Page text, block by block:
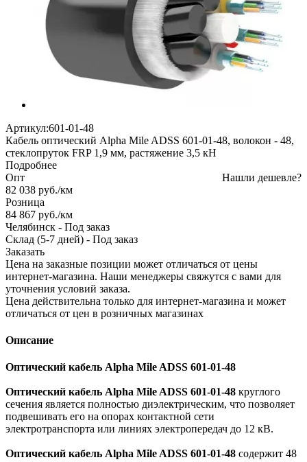
Артикул:601-01-48
Кабель оптический Alpha Mile ADSS 601-01-48, волокон - 48,
стеклопруток FRP 1,9 мм, растяжение 3,5 кН
Подробнее
Нашли дешевле?
Опт
82 038 руб./км
Розница
84 867 руб./км
Челябинск - Под заказ
Склад (5-7 дней) - Под заказ
Заказать
Цена на заказные позиции может отличаться от цены
интернет-магазина. Наши менеджеры свяжутся с вами для
уточнения условий заказа.
Цена действительна только для интернет-магазина и может
отличаться от цен в розничных магазинах
Описание
Оптический кабель Alpha Mile ADSS 601-01-48
Оптический кабель Alpha Mile ADSS 601-01-48 круглого
сечения является полностью диэлектрическим, что позволяет
подвешивать его на опорах контактной сети
электротранспорта или линиях электропередач до 12 кВ.
Оптический кабель Alpha Mile ADSS 601-01-48 содержит 48